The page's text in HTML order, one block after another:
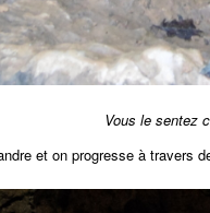
Vous le sentez
et on progresse à travers